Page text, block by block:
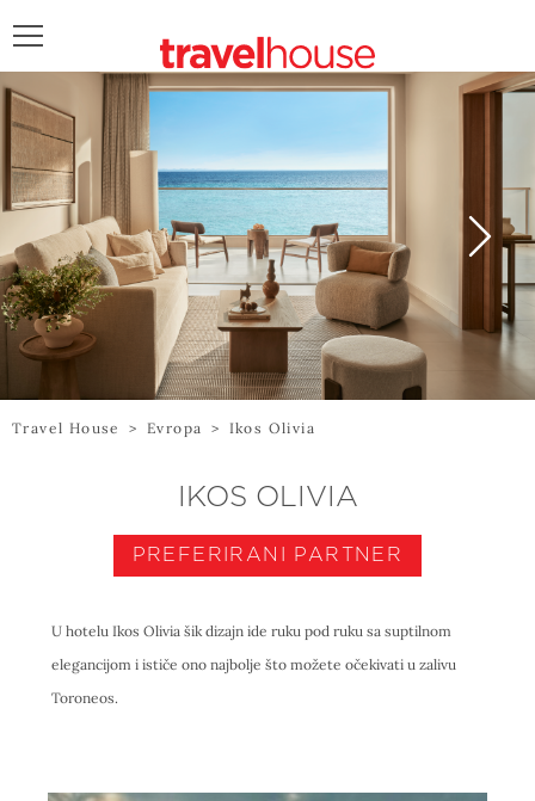
POŠALJITE UPIT
Travel House > Evropa > Ikos Olivia
IKOS OLIVIA
PREFERIRANI PARTNER
U hotelu Ikos Olivia šik dizajn ide ruku pod ruku sa suptilnom
elegancijom i ističe ono najbolje što možete očekivati u zalivu
Toroneos.